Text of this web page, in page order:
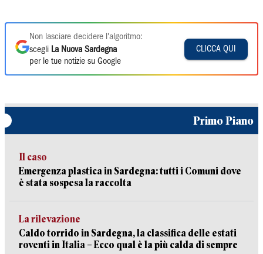
Non lasciare decidere l'algoritmo:
scegli La Nuova Sardegna
per le tue notizie su Google
CLICCA QUI
Primo Piano
Il caso
Emergenza plastica in Sardegna: tutti i Comuni dove
è stata sospesa la raccolta
La rilevazione
Caldo torrido in Sardegna, la classifica delle estati
roventi in Italia – Ecco qual è la più calda di sempre